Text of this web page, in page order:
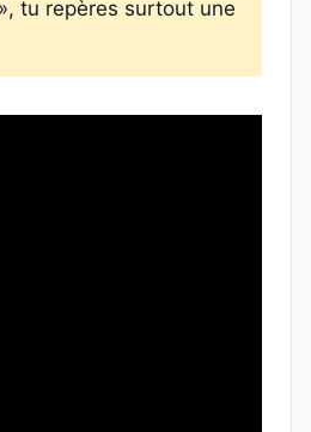
tu repères surtout une